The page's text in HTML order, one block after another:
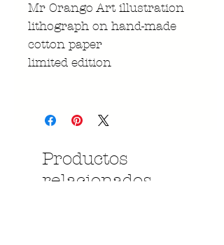
Mr Orango Art illustration
lithograph on hand-made
cotton paper
limited edition
Productos
relacionados